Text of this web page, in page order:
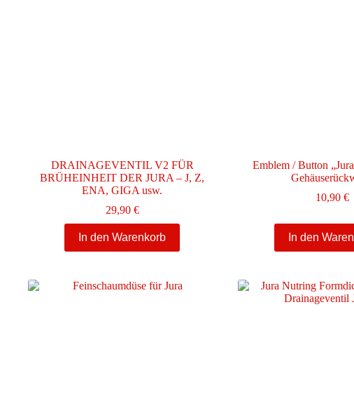
DRAINAGEVENTIL V2 FÜR
BRÜHEINHEIT DER JURA – J, Z,
ENA, GIGA usw.
29,90 €
In den Warenkorb
Emblem / Button
10,90 €
In den